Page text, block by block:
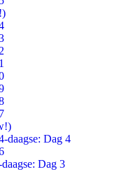
daagse: Dag 4
Dag 3